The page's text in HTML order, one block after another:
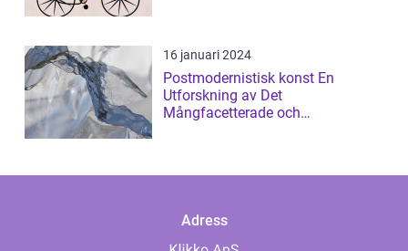
16 januari 2024
Postmodernistisk konst En
Utforskning av Det
Mångfacetterade och
Adress